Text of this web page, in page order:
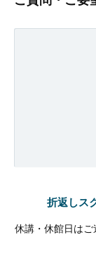
折返しス
休講・休館日は